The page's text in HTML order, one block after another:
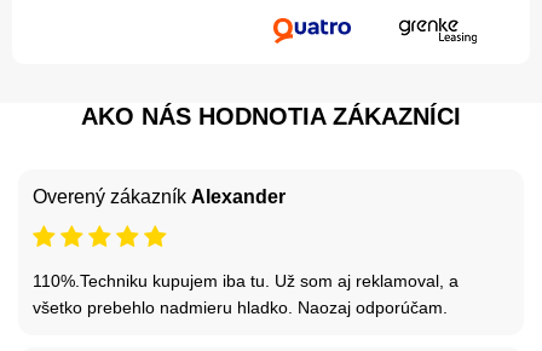
AKO NÁS HODNOTIA ZÁKAZNÍCI
Overený zákazník Alexander
110%.Techniku kupujem iba tu. Už som aj reklamoval, a
všetko prebehlo nadmieru hladko. Naozaj odporúčam.